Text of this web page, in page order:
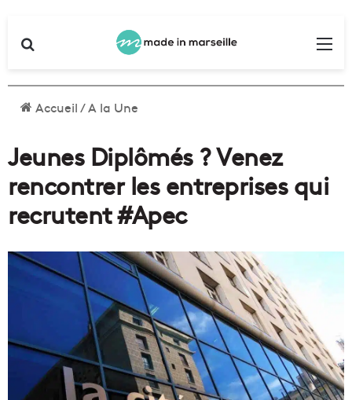
Accueil/A la Une
Jeunes Diplômés ? Venez
rencontrer les entreprises qui
recrutent #Apec